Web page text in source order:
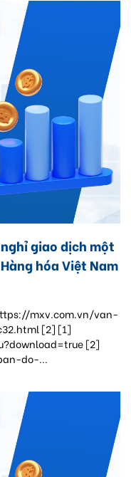
giao dịch một
hóa Việt Nam
mxv.com.vn/van-
[2] [1]
[2]
do-...